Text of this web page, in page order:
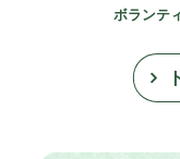
ボランテ